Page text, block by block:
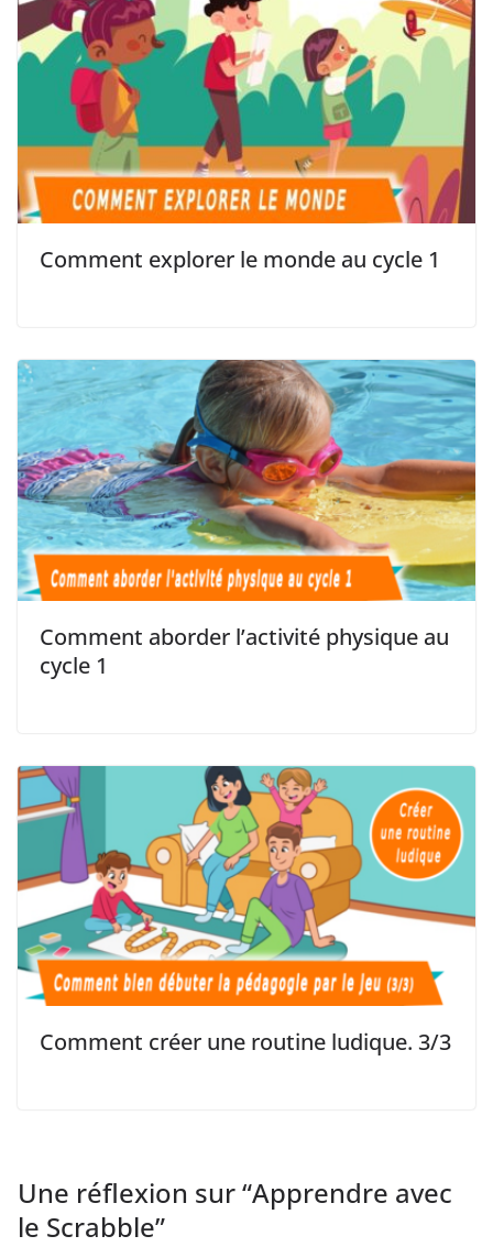
Comment explorer le monde au cycle 1
Comment aborder l’activité physique au
cycle 1
Comment créer une routine ludique. 3/3
Une réflexion sur “Apprendre avec
le Scrabble”